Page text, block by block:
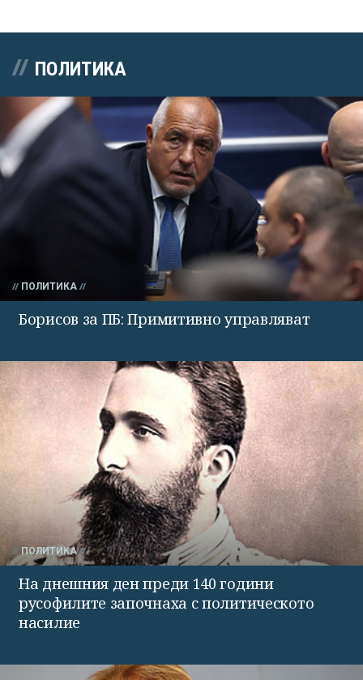
ПОЛИТИКА
ПОЛИТИКА
Борисов за ПБ: Примитивно управляват
ПОЛИТИКА
На днешния ден преди 140 години
русофилите започнаха с политическото
насилие